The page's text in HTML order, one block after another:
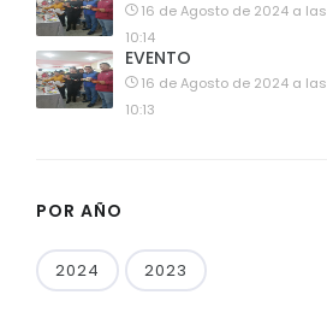
16 de Agosto de 2024 a las
10:14
EVENTO
16 de Agosto de 2024 a las
10:13
POR AÑO
2024 2023